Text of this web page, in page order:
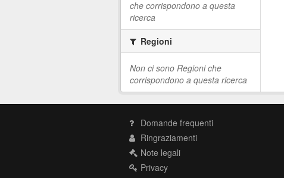
che corrispondono a questa
ricerca
Regioni
Non ci sono Regioni che
corrispondono a questa ricerca
Domande frequenti
Ringraziamenti
Note legali
Privacy